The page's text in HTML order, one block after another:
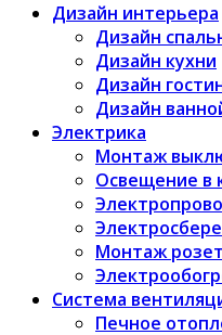
Дизайн интерьера
Дизайн
Дизайн кухни
Дизайн
Дизайн
Электрика
Монтаж
Освещение в
Монтаж
Система
Печное